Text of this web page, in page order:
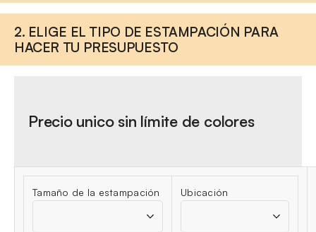
2. ELIGE EL TIPO DE ESTAMPACIÓN PARA
HACER TU PRESUPUESTO
Precio unico sin límite de colores
Tamaño de la estampación Ubicación